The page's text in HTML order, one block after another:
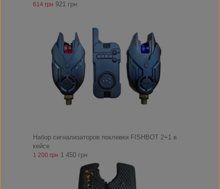
614 грн 921 грн
Набор сигнализаторов поклевки FISHBOT 2+1 в
кейсе
1 200 грн 1 450 грн